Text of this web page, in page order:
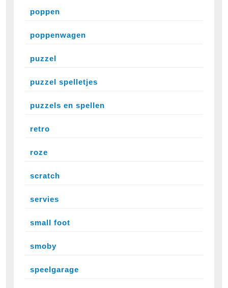
poppen
poppenwagen
puzzel
puzzel spelletjes
puzzels en spellen
retro
roze
scratch
servies
small foot
smoby
speelgarage